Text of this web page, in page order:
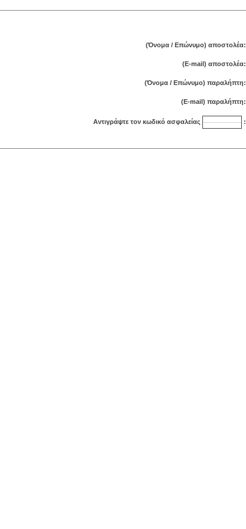
(Όνομα / Επώνυμο) αποστολέα:
(E-mail) αποστολέα:
(Όνομα / Επώνυμο) παραλήπτη:
(E-mail) παραλήπτη:
Αντιγράψτε τον κωδικό ασφαλείας :